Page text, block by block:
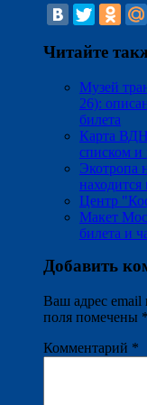
Читайте
Музей
26):
билета
Карта
списком и
Экотропа
находится
Центр
Макет
билета и
Добавить
Ваш адрес email
поля помечены *
Комментарий *